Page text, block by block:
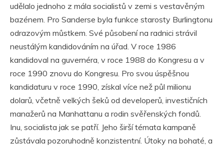
udělalo jednoho z mála socialistů v zemi s vestavěným
bazénem. Pro Sanderse byla funkce starosty Burlingtonu
odrazovým můstkem. Své působení na radnici strávil
neustálým kandidováním na úřad. V roce 1986
kandidoval na guvernéra, v roce 1988 do Kongresu a v
roce 1990 znovu do Kongresu. Pro svou úspěšnou
kandidaturu v roce 1990, získal více než půl milionu
dolarů, včetně velkých šeků od developerů, investičních
manažerů na Manhattanu a rodin svěřenských fondů.
Inu, socialista jak se patří. Jeho širší témata kampaně
zůstávala pozoruhodně konzistentní. Útoky na bohaté, a